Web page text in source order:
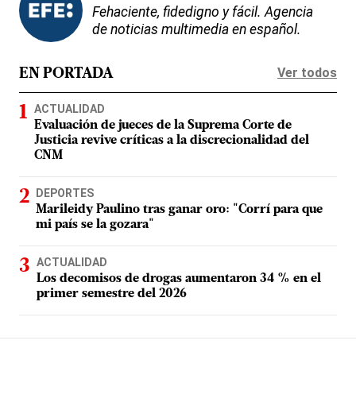
Fehaciente, fidedigno y fácil. Agencia
de noticias multimedia en español.
EN PORTADA Ver todos
ACTUALIDAD
Evaluación de jueces de la Suprema Corte de
Justicia revive críticas a la discrecionalidad del
CNM
DEPORTES
Marileidy Paulino tras ganar oro: "Corrí para que
mi país se la gozara"
ACTUALIDAD
Los decomisos de drogas aumentaron 34 % en el
primer semestre del 2026